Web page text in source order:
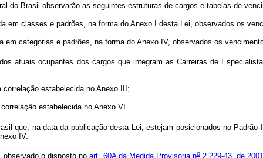
do Brasil observarão as seguintes estruturas de cargos e tabelas de
classes e padrões, na forma do Anexo I desta Lei, observados os
categorias e padrões, na forma do Anexo IV, observados os
atuais ocupantes dos cargos que integram as Carreiras de
estabelecida no Anexo III;
estabelecida no Anexo VI.
que, na data da publicação desta Lei, estejam posicionados no
IV.
observado o disposto noart. 60A da Medida Provisória no2.229-43, de 2001